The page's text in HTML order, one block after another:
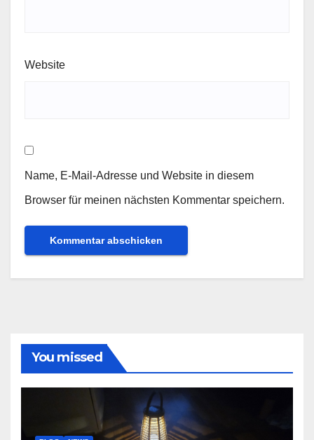
Website
Name, E-Mail-Adresse und Website in diesem
Browser für meinen nächsten Kommentar speichern.
You missed